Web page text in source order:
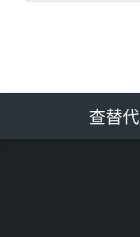
查替代